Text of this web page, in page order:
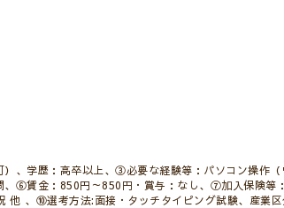
、学歴：高卒以上、③必要な経験等：パソコン操作（
⑥賃金：850円～850円・賞与：なし、⑦加入保険等
、⑩選考方法:面接・タッチタイピング試験、産業区